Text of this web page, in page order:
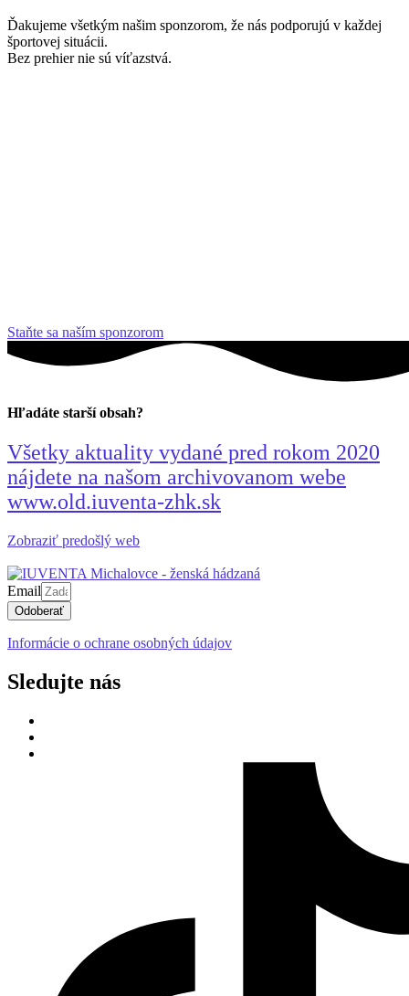
Ďakujeme všetkým našim sponzorom, že nás podporujú v každej
športovej situácii.
Bez prehier nie sú víťazstvá.
Staňte sa naším sponzorom
Hľadáte starší obsah?
Všetky aktuality vydané pred rokom 2020
nájdete na našom archivovanom webe
www.old.iuventa-zhk.sk
Zobraziť predošlý web
Email
Odoberať
Informácie o ochrane osobných údajov
Sledujte nás